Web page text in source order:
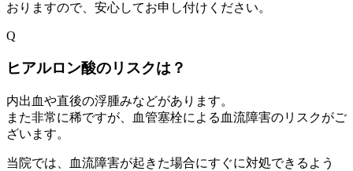
おりますので、安心してお申し付けください。
Q
ヒアルロン酸のリスクは？
内出血や直後の浮腫みなどがあります。
また非常に稀ですが、血管塞栓による血流障害のリスクがご
ざいます。
当院では、血流障害が起きた場合にすぐに対処できるよう